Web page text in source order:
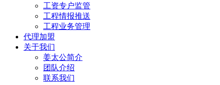
工资专户监管
工程情报推送
工程业务管理
代理加盟
关于我们
姜太公简介
团队介绍
联系我们